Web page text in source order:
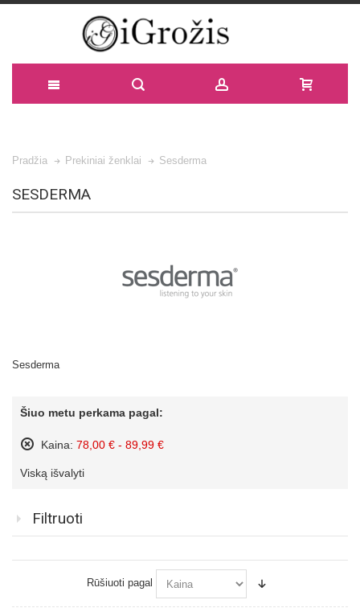
Pradžia Prekiniai ženklai Sesderma
SESDERMA
Sesderma
Šiuo metu perkama pagal:
Kaina: 78,00 € - 89,99 €
šią
Viską išvalyti
Filtruoti
Rūšiuoti pagal